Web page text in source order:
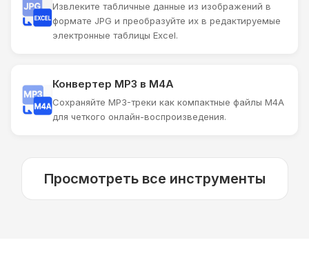
Извлеките табличные данные из изображений в
формате JPG и преобразуйте их в редактируемые
электронные таблицы Excel.
Конвертер MP3 в M4A
Сохраняйте MP3-треки как компактные файлы M4A
для четкого онлайн-воспроизведения.
Просмотреть все инструменты